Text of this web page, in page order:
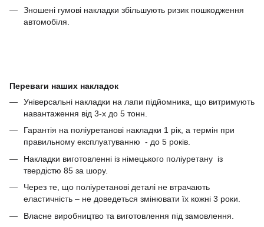
Зношені гумові накладки збільшують ризик пошкодження
автомобіля.
Переваги наших накладок
Універсальні накладки на лапи підйомника, що витримують
навантаження від 3-х до 5 тонн.
Гарантія на поліуретанові накладки 1 рік, а термін при
правильному експлуатуванню - до 5 років.
Накладки виготовленні із німецького поліуретану із
твердістю 85 за шору.
Через те, що поліуретанові деталі не втрачають
еластичність – не доведеться змінювати їх кожні 3 роки.
Власне виробництво та виготовлення під замовлення.